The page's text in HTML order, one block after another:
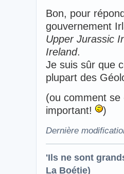
Bon, pour
gouvernement
Upper Jurassic
Ireland.
Je suis sûr que
plupart des
(ou comment se
important!
)
Dernière
'Ils ne sont
La Boétie)